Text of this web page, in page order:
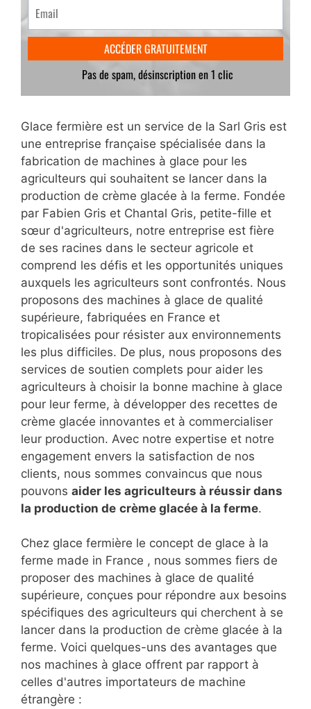
Glace fermière est un service de la Sarl Gris est
une entreprise française spécialisée dans la
fabrication de machines à glace pour les
agriculteurs qui souhaitent se lancer dans la
production de crème glacée à la ferme. Fondée
par Fabien Gris et Chantal Gris, petite-fille et
sœur d'agriculteurs, notre entreprise est fière
de ses racines dans le secteur agricole et
comprend les défis et les opportunités uniques
auxquels les agriculteurs sont confrontés. Nous
proposons des machines à glace de qualité
supérieure, fabriquées en France et
tropicalisées pour résister aux environnements
les plus difficiles. De plus, nous proposons des
services de soutien complets pour aider les
agriculteurs à choisir la bonne machine à glace
pour leur ferme, à développer des recettes de
crème glacée innovantes et à commercialiser
leur production. Avec notre expertise et notre
engagement envers la satisfaction de nos
clients, nous sommes convaincus que nous
pouvons aider les agriculteurs à réussir dans
la production de crème glacée à la ferme.
Chez glace fermière le concept de glace à la
ferme made in France , nous sommes fiers de
proposer des machines à glace de qualité
supérieure, conçues pour répondre aux besoins
spécifiques des agriculteurs qui cherchent à se
lancer dans la production de crème glacée à la
ferme. Voici quelques-uns des avantages que
nos machines à glace offrent par rapport à
celles d'autres importateurs de machine
étrangère :